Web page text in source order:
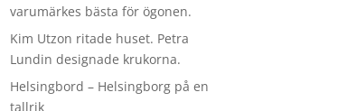
varumärkes bästa för ögonen.
Kim Utzon ritade huset. Petra
Lundin designade krukorna.
Helsingbord – Helsingborg på en
tallrik